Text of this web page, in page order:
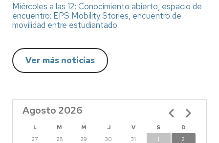
Miércoles a las 12: Conocimiento abierto, espacio de
encuentro: EPS Mobility Stories, encuentro de
movilidad entre estudiantado
Ver más noticias
Agosto 2026
L M M J V S
D
27
28 29 30 31 1
2
Paginación